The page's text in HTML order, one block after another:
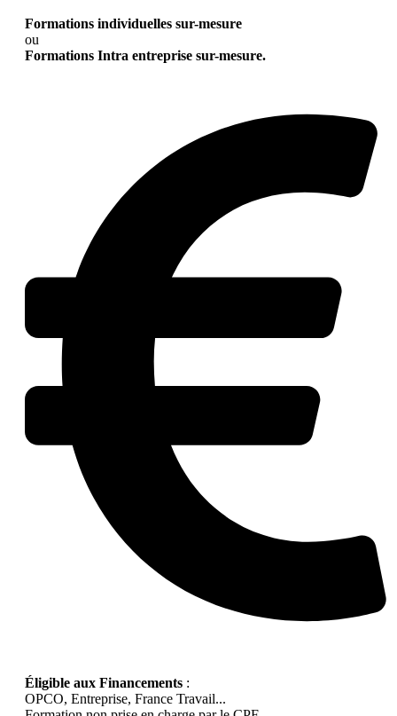
Formations individuelles sur-mesure
ou
Formations Intra entreprise sur-mesure.
Éligible aux Financements :
OPCO, Entreprise, France Travail...